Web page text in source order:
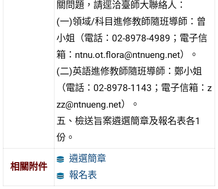
關問題，請逕洽臺師大聯絡人：
(一)領域/科目進修教師隨班導師：曾
小姐（電話：02-8978-4989；電子信
箱：ntnu.ot.flora@ntnueng.net）。
(二)英語進修教師隨班導師：鄭小姐
（電話：02-8978-1143；電子信箱：z
zz@ntnueng.net）。
五、檢送旨案遴選簡章及報名表各1
份。
相關附件
遴選簡章
報名表